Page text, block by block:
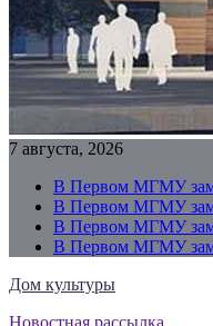
7 августа, 2026
В Первом МГМУ
В Первом МГМУ
В Первом МГМУ
В Первом МГМУ
Дом культуры
Новостная рассылка